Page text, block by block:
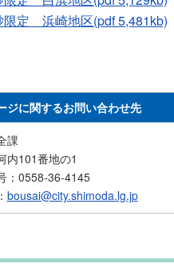
限定 浜崎地区(pdf 5,481kb)
ジに関するお問い合わせ先
課
内101番地の1
：0558-36-4145
bousai@city.shimoda.lg.jp